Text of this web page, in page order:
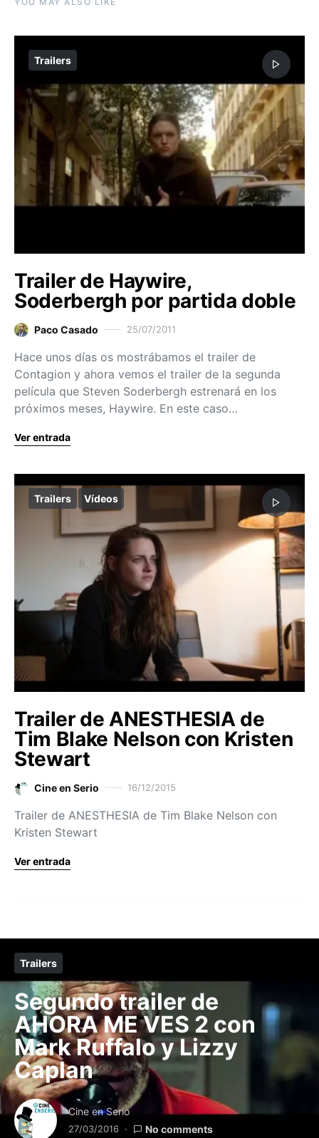
Trailers
Trailer de Haywire,
Soderbergh por partida doble
Paco Casado 25/07/2011
Hace unos días os mostrábamos el trailer de
Contagion y ahora vemos el trailer de la segunda
película que Steven Soderbergh estrenará en los
próximos meses, Haywire. En este caso…
Ver entrada
Trailers Vídeos
Trailer de ANESTHESIA de
Tim Blake Nelson con Kristen
Stewart
Cine en Serio 16/12/2015
Trailer de ANESTHESIA de Tim Blake Nelson con
Kristen Stewart
Ver entrada
Trailers
Segundo trailer de
AHORA ME VES 2 con
Mark Ruffalo y Lizzy
Caplan
Cine en Serio
27/03/2016 No comments